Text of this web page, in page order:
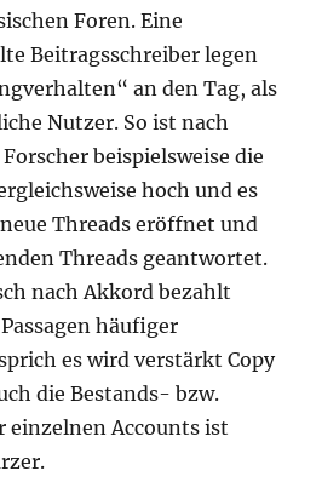
Foren. Eine
Beitragsschreiber legen
an den Tag, als
Nutzer. So ist nach
beispielsweise die
hoch und es
Threads eröffnet und
Threads geantwortet.
nach Akkord bezahlt
häufiger
es wird verstärkt Copy
die Bestands- bzw.
einzelnen Accounts ist